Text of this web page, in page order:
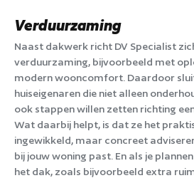
Verduurzaming
Naast dakwerk richt DV Specialist
verduurzaming, bijvoorbeeld met
modern wooncomfort. Daardoor
huiseigenaren die niet alleen
ook stappen willen zetten richting
Wat daarbij helpt, is dat ze het
ingewikkeld, maar concreet
bij jouw woning past. En als je
het dak, zoals bijvoorbeeld extra